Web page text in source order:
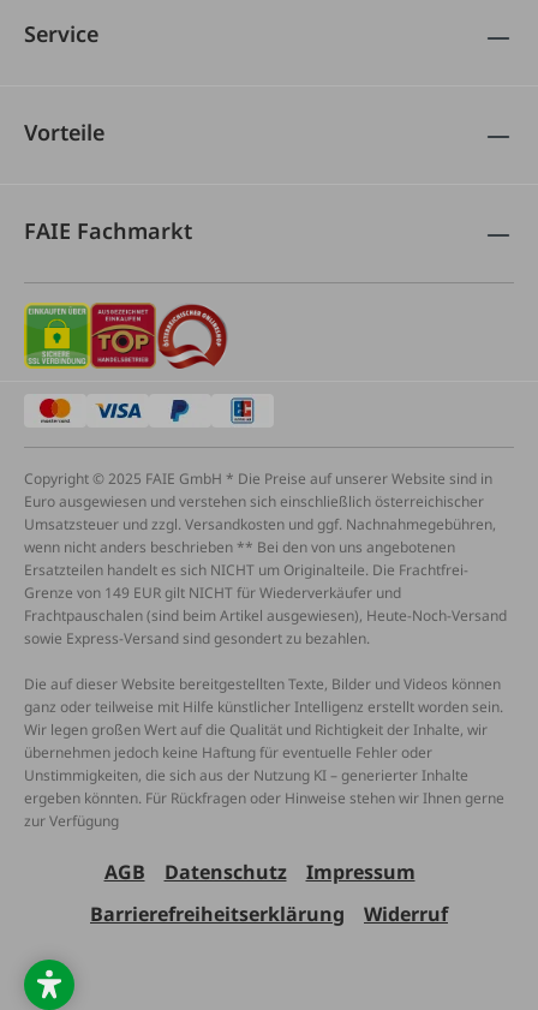
Service
Vorteile
FAIE Fachmarkt
Copyright © 2025 FAIE GmbH * Die Preise auf unserer Website sind in
Euro ausgewiesen und verstehen sich einschließlich österreichischer
Umsatzsteuer und zzgl. Versandkosten und ggf. Nachnahmegebühren,
wenn nicht anders beschrieben ** Bei den von uns angebotenen
Ersatzteilen handelt es sich NICHT um Originalteile. Die Frachtfrei-
Grenze von 149 EUR gilt NICHT für Wiederverkäufer und
Frachtpauschalen (sind beim Artikel ausgewiesen), Heute-Noch-Versand
sowie Express-Versand sind gesondert zu bezahlen.
Die auf dieser Website bereitgestellten Texte, Bilder und Videos können
ganz oder teilweise mit Hilfe künstlicher Intelligenz erstellt worden sein.
Wir legen großen Wert auf die Qualität und Richtigkeit der Inhalte, wir
übernehmen jedoch keine Haftung für eventuelle Fehler oder
Unstimmigkeiten, die sich aus der Nutzung KI – generierter Inhalte
ergeben könnten. Für Rückfragen oder Hinweise stehen wir Ihnen gerne
zur Verfügung
AGB Datenschutz
Impressum
Barrierefreiheitserklärung
Widerruf